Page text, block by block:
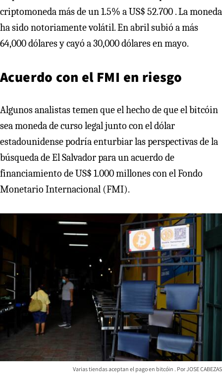
criptomoneda más de un 1.5% a US$ 52.700 . La moneda
ha sido notoriamente volátil. En abril subió a más
64,000 dólares y cayó a 30,000 dólares en mayo.
Acuerdo con el FMI en riesgo
Algunos analistas temen que el hecho de que el bitcóin
sea moneda de curso legal junto con el dólar
estadounidense podría enturbiar las perspectivas de la
búsqueda de El Salvador para un acuerdo de
financiamiento de US$ 1.000 millones con el Fondo
Monetario Internacional (FMI).
Varias tiendas aceptan el pago en bitcóin JOSE CABEZAS